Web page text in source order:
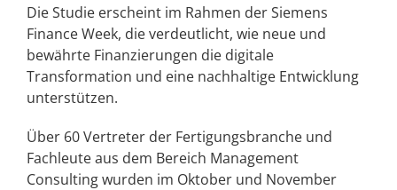
Die Studie erscheint im Rahmen der Siemens
Finance Week, die verdeutlicht, wie neue und
bewährte Finanzierungen die digitale
Transformation und eine nachhaltige Entwicklung
unterstützen.
Über 60 Vertreter der Fertigungsbranche und
Fachleute aus dem Bereich Management
Consulting wurden im Oktober und November